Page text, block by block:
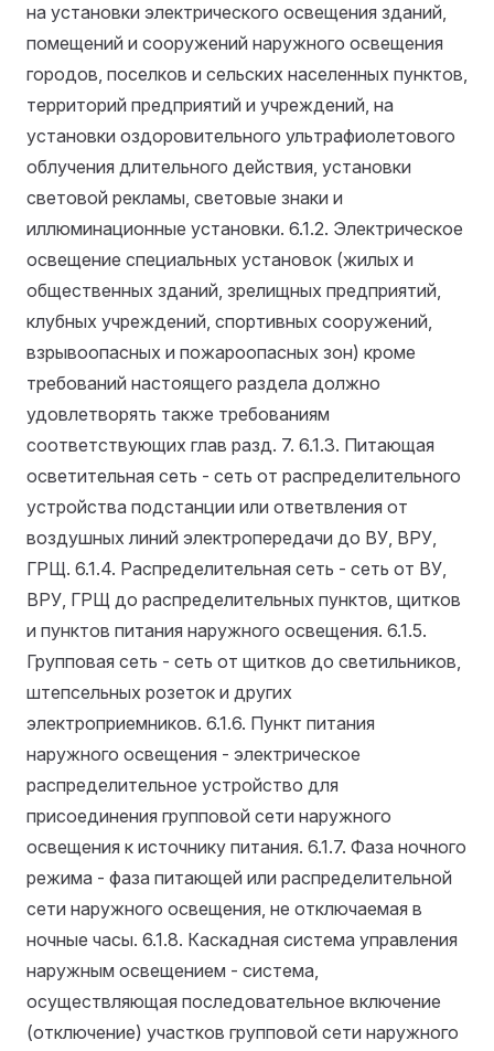
на установки электрического освещения зданий,
помещений и сооружений наружного освещения
городов, поселков и сельских населенных пунктов,
территорий предприятий и учреждений, на
установки оздоровительного ультрафиолетового
облучения длительного действия, установки
световой рекламы, световые знаки и
иллюминационные установки. 6.1.2. Электрическое
освещение специальных установок (жилых и
общественных зданий, зрелищных предприятий,
клубных учреждений, спортивных сооружений,
взрывоопасных и пожароопасных зон) кроме
требований настоящего раздела должно
удовлетворять также требованиям
соответствующих глав разд. 7. 6.1.3. Питающая
осветительная сеть - сеть от распределительного
устройства подстанции или ответвления от
воздушных линий электропередачи до ВУ, ВРУ,
ГРЩ. 6.1.4. Распределительная сеть - сеть от ВУ,
ВРУ, ГРЩ до распределительных пунктов, щитков
и пунктов питания наружного освещения. 6.1.5.
Групповая сеть - сеть от щитков до светильников,
штепсельных розеток и других
электроприемников. 6.1.6. Пункт питания
наружного освещения - электрическое
распределительное устройство для
присоединения групповой сети наружного
освещения к источнику питания. 6.1.7. Фаза ночного
режима - фаза питающей или распределительной
сети наружного освещения, не отключаемая в
ночные часы. 6.1.8. Каскадная система управления
наружным освещением - система,
осуществляющая последовательное включение
(отключение) участков групповой сети наружного